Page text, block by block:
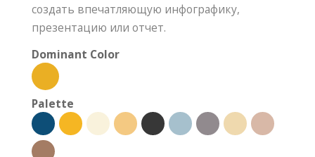
создать впечатляющую инфографику,
презентацию или отчет.
Dominant Color
Palette